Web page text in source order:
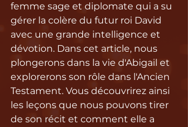
femme sage et diplomate qui a su
gérer la colère du futur roi David
avec une grande intelligence et
dévotion. Dans cet article, nous
plongerons dans la vie d'Abigail et
explorerons son rôle dans l'Ancien
Testament. Vous découvrirez ainsi
les leçons que nous pouvons tirer
de son récit et comment elle a